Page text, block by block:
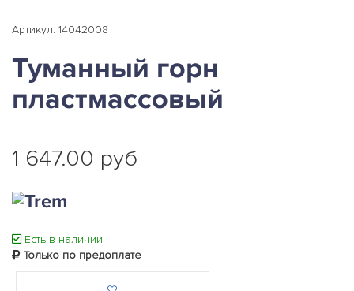
Артикул: 14042008
Туманный горн
пластмассовый
1 647.00 руб
Есть в наличии
Только по предоплате